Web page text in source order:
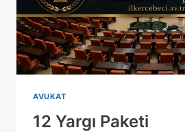
AVUKAT
12 Yargı Paketi